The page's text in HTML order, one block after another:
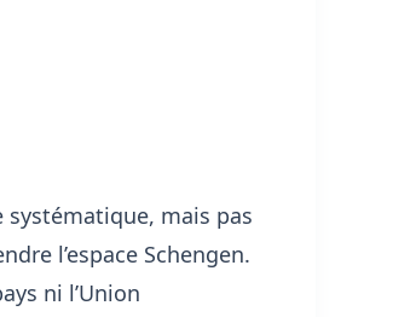
systématique, mais pas
l’espace Schengen.
ni l’Union